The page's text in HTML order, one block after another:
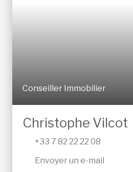
Conseiller Immobilier
Christophe Vilcot
+33 7 82 22 22 08
Envoyer un e-mail